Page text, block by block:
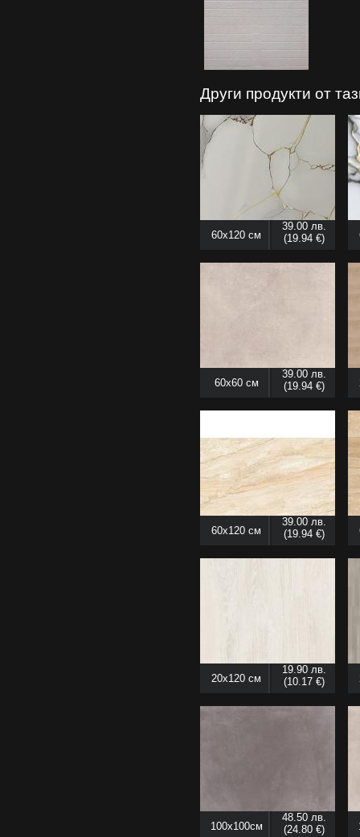
Други продукти от
60x120 см
39.00 лв.
(19.94 €)
60x60 см
39.00 лв.
(19.94 €)
60x120 см
39.00 лв.
(19.94 €)
20x120 см
19.90 лв.
(10.17 €)
100x100см
48.50 лв.
(24.80 €)